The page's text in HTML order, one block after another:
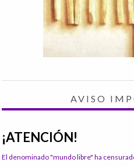
AVISO
¡ATENCIÓN!
El denominado "mundo libre" ha